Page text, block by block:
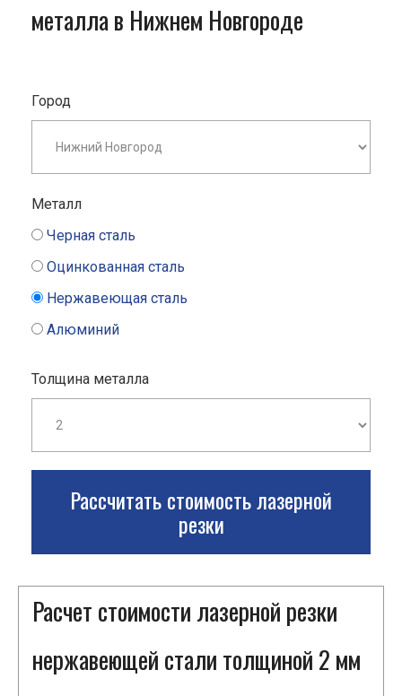
металла в Нижнем Новгороде
Город
Металл
Черная сталь
Оцинкованная сталь
Нержавеющая сталь
Алюминий
Толщина металла
Рассчитать стоимость лазерной
резки
Расчет стоимости лазерной резки
нержавеющей стали толщиной 2 мм